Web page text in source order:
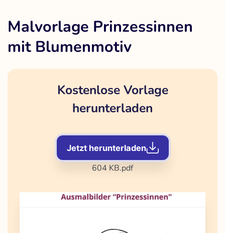
Malvorlage Prinzessinnen
mit Blumenmotiv
Kostenlose Vorlage
herunterladen
Jetzt herunterladen
604 KB.pdf